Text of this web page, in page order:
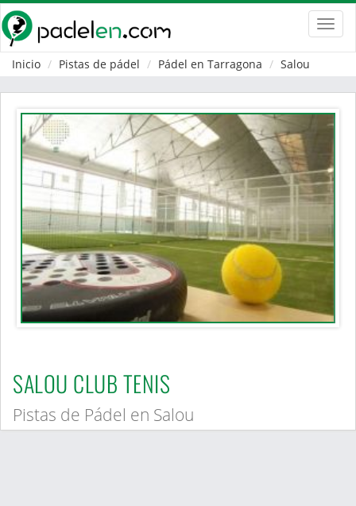
Inicio
Pistas de pádel Pádel en Tarragona Salou
SALOU CLUB TENIS
Pistas de Pádel en Salou